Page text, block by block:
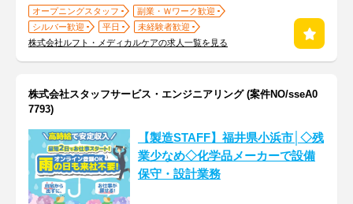
オープニングスタッフ
副業・Ｗワーク歓迎
シルバー歓迎
平日
未経験者歓迎
株式会社ルフト・メディカルケアの求人一覧を見る
株式会社スタッフサービス・エンジニアリング (案件NO/sseA0
7793)
【製造STAFF】福井県小浜市│◇残
業少なめ◇化学品メーカーで設備
保守・設計業務